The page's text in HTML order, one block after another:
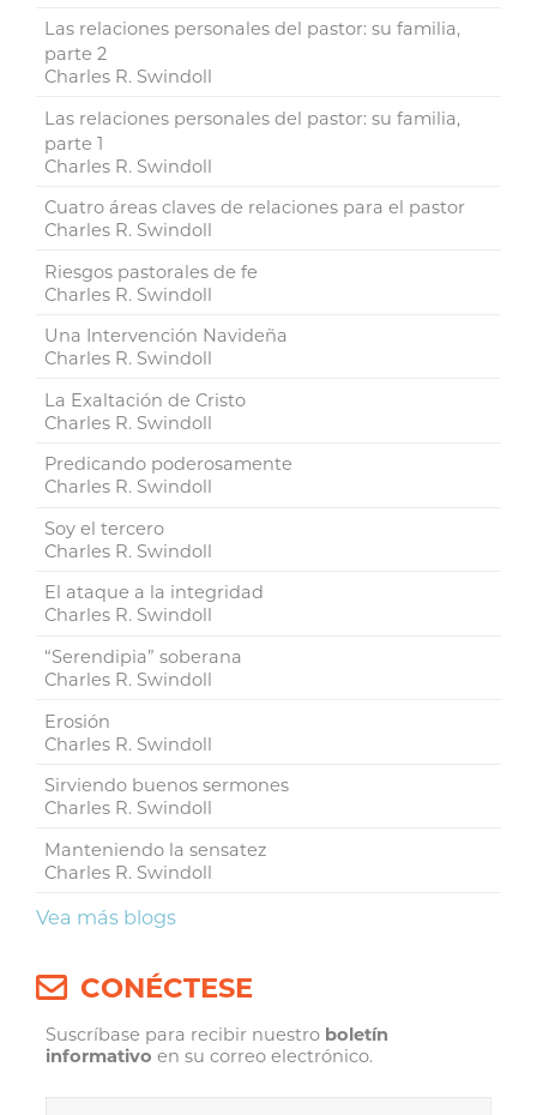
Las relaciones personales del pastor: su familia,
parte 2
Charles R. Swindoll
Las relaciones personales del pastor: su familia,
parte 1
Charles R. Swindoll
Cuatro áreas claves de relaciones para el pastor
Charles R. Swindoll
Riesgos pastorales de fe
Charles R. Swindoll
Una Intervención Navideña
Charles R. Swindoll
La Exaltación de Cristo
Charles R. Swindoll
Predicando poderosamente
Charles R. Swindoll
Soy el tercero
Charles R. Swindoll
El ataque a la integridad
Charles R. Swindoll
“Serendipia” soberana
Charles R. Swindoll
Erosión
Charles R. Swindoll
Sirviendo buenos sermones
Charles R. Swindoll
Manteniendo la sensatez
Charles R. Swindoll
Vea más blogs
CONÉCTESE
Suscríbase para recibir nuestro boletín
informativo en su correo electrónico.